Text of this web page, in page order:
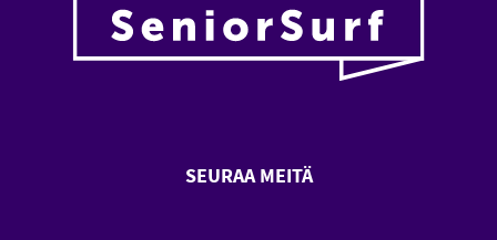
SEURAA MEITÄ